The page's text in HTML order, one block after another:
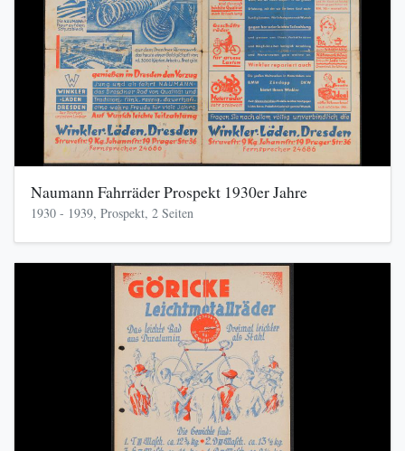
Naumann Fahrräder Prospekt 1930er Jahre
1930 - 1939, Prospekt, 2 Seiten